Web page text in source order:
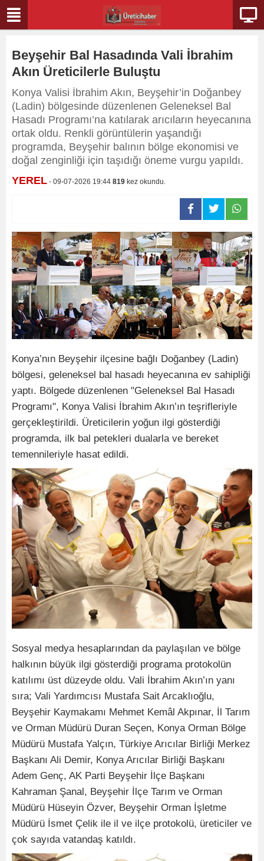
Beyşehir Bal Hasadında Vali İbrahim
Akın Üreticilerle Buluştu
Konya Valisi İbrahim Akın, Beyşehir’in Doğanbey
(Ladin) bölgesinde düzenlenen Geleneksel Bal
Hasadı Programı’na katılarak arıcıların heyecanına
ortak oldu. Renkli görüntülerin yaşandığı
programda, Beyşehir balının bölge ekonomisi ve
doğal zenginliği için taşıdığı öneme vurgu yapıldı.
YEREL - 09-07-2026 19:44 819 kez okundu.
Konya’nın Beyşehir ilçesine bağlı Doğanbey (Ladin)
bölgesi, geleneksel bal hasadı heyecanına ev sahipliği
yaptı. Bölgede düzenlenen "Geleneksel Bal Hasadı
Programı", Konya Valisi İbrahim Akın’ın teşrifleriyle
gerçekleştirildi. Üreticilerin yoğun ilgi gösterdiği
programda, ilk bal petekleri dualarla ve bereket
temennileriyle hasat edildi.
Sosyal medya hesaplarından da paylaşılan ve bölge
halkının büyük ilgi gösterdiği programa protokolün
katılımı üst düzeyde oldu. Vali İbrahim Akın’ın yanı
sıra; Vali Yardımcısı Mustafa Sait Arcaklıoğlu,
Beyşehir Kaymakamı Mehmet Kemâl Akpınar, İl Tarım
ve Orman Müdürü Duran Seçen, Konya Orman Bölge
Müdürü Mustafa Yalçın, Türkiye Arıcılar Birliği Merkez
Başkanı Ali Demir, Konya Arıcılar Birliği Başkanı
Adem Genç, AK Parti Beyşehir İlçe Başkanı
Kahraman Şanal, Beyşehir İlçe Tarım ve Orman
Müdürü Hüseyin Özver, Beyşehir Orman İşletme
Müdürü İsmet Çelik ile il ve ilçe protokolü, üreticiler ve
çok sayıda vatandaş katıldı.